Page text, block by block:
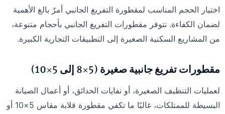
اختيار الحجم المناسب لمقطورة التفريغ الجانبي أمرٌ بالغ الأهمية
لضمان الكفاءة. تتوفر مقطورات التفريغ الجانبي بأحجام متنوعة،
من المشاريع السكنية الصغيرة إلى التطبيقات التجارية الكبيرة.
مقطورات تفريغ جانبية صغيرة (5×8 إلى 5×10)
لعمليات التنظيف الصغيرة، أو نفايات الحدائق، أو أعمال الصيانة
البسيطة للممتلكات، غالبًا ما تكفي مقطورة قلابة مقاس 5×10 أو